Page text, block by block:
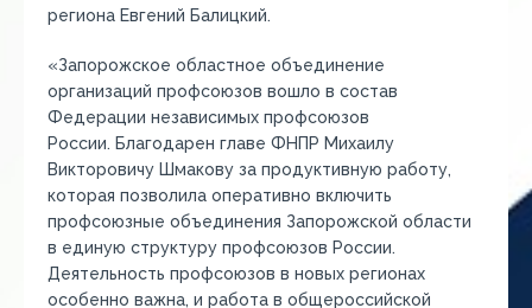
региона Евгений Балицкий.
«Запорожское областное объединение
организаций профсоюзов вошло в состав
Федерации независимых профсоюзов
России. Благодарен главе ФНПР Михаилу
Викторовичу Шмакову за продуктивную работу,
которая позволила оперативно включить
профсоюзные объединения Запорожской области
в единую структуру профсоюзов России.
Деятельность профсоюзов в новых регионах
особенно важна, и работа в общероссийской